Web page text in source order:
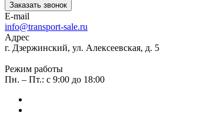
Заказать звонок
E-mail
info@transport-sale.ru
Адрес
г. Дзержинский, ул. Алексеевская, д. 5
Режим работы
Пн. – Пт.: с 9:00 до 18:00